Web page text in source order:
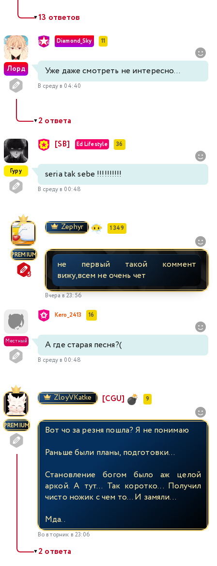
▼13 ответов
Лорд
Diamond_Sky 11
Уже даже смотреть не интересно...
В среду в 04:40
▼2 ответа
Гуру
[SB] Ed Lifestyle 36
seria tak sebe !!!!!!!!!!
В среду в 00:48
PREMIUM
Zephyr 1 349
не первый такой коммент
вижу,всем не очень чет
Вчера в 23:56
Местный
Kero_2413 16
А где старая песня?(
В среду в 00:48
PREMIUM
ZloyVKatke [CGU] 9
Вот чо за резня пошла? Я не понимаю
Раньше были планы, подготовки...
Становление богом было аж целой
аркой. А тут... Так коротко... Получил
чисто ножик с чем то... И замяли...
Мда..
Во вторник в 23:06
▼2 ответа